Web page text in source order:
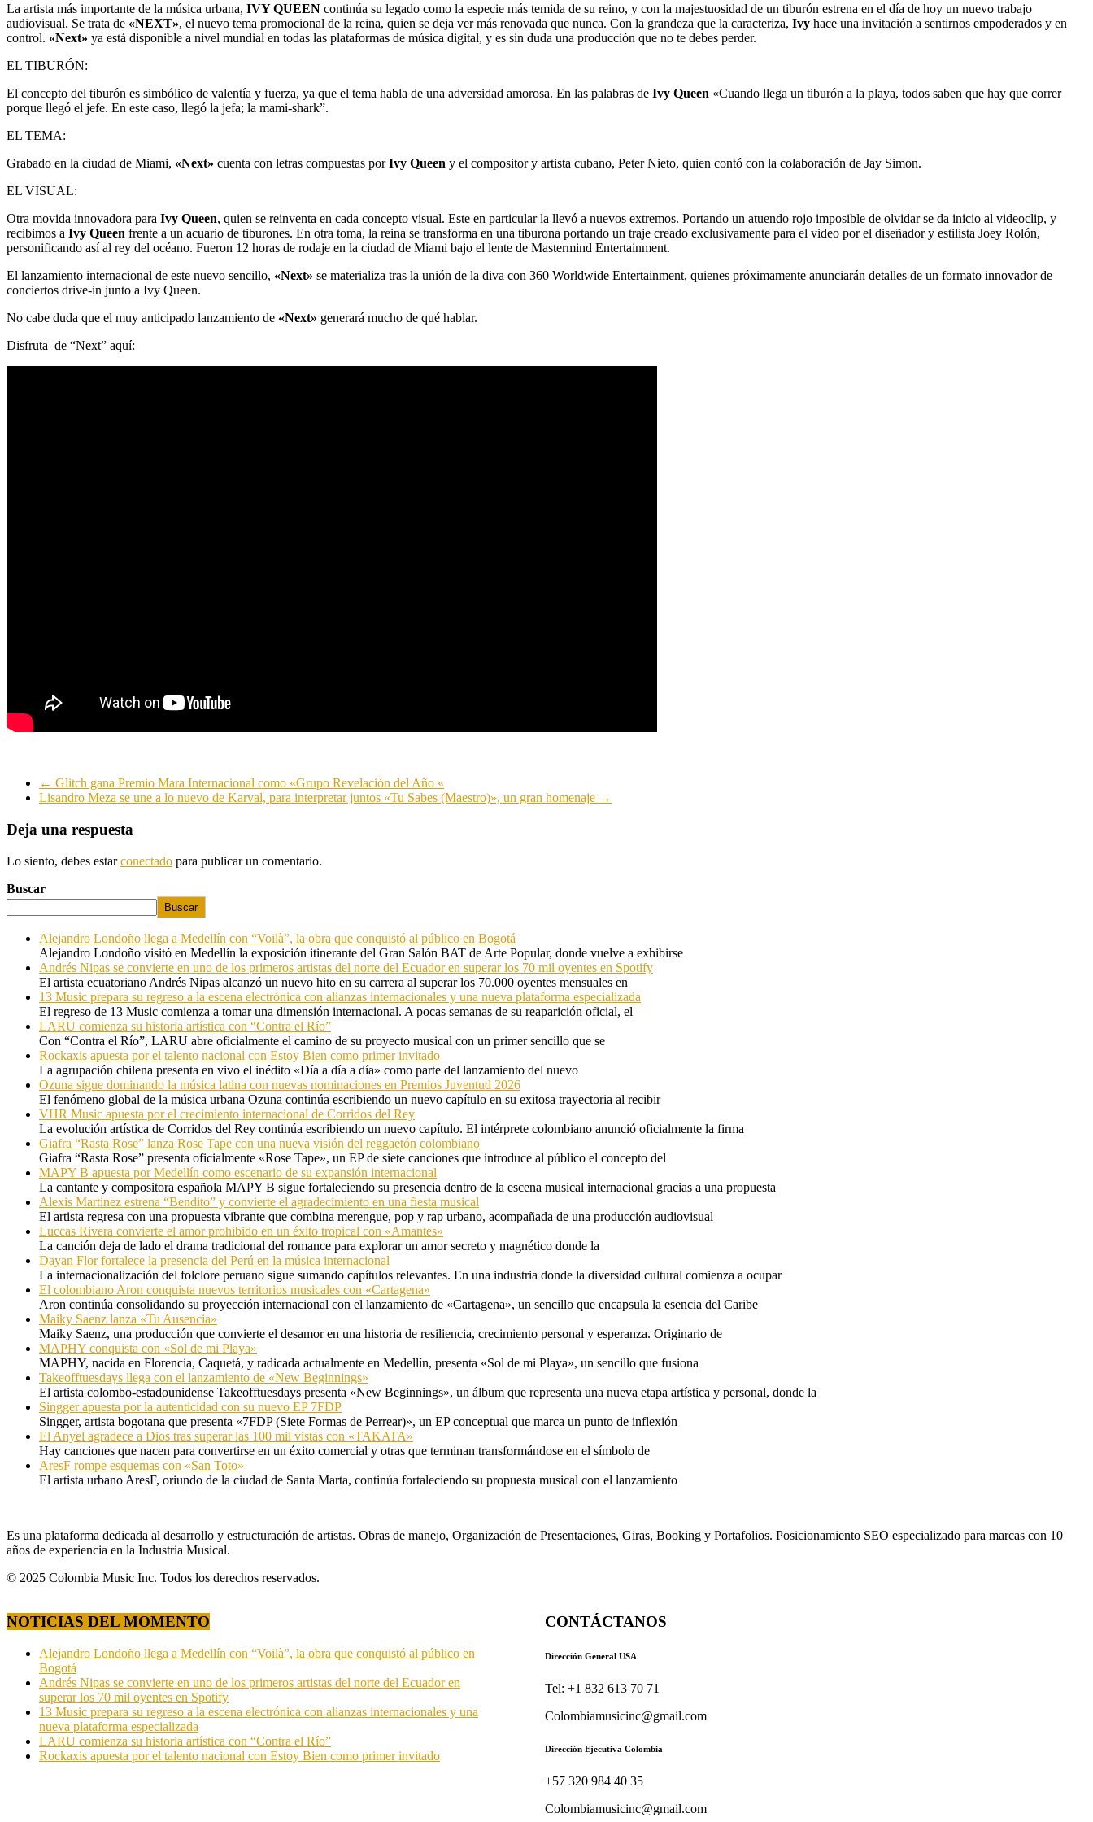
La artista más importante de la música urbana, IVY QUEEN continúa su legado como la especie más temida de su reino, y con la majestuosidad de un tiburón estrena en el día de hoy un nuevo trabajo
audiovisual. Se trata de «NEXT», el nuevo tema promocional de la reina, quien se deja ver más renovada que nunca. Con la grandeza que la caracteriza, Ivy hace una invitación a sentirnos empoderados y en
control. «Next» ya está disponible a nivel mundial en todas las plataformas de música digital, y es sin duda una producción que no te debes perder.
EL TIBURÓN:
El concepto del tiburón es simbólico de valentía y fuerza, ya que el tema habla de una adversidad amorosa. En las palabras de Ivy Queen «Cuando llega un tiburón a la playa, todos saben que hay que correr
porque llegó el jefe. En este caso, llegó la jefa; la mami-shark”.
EL TEMA:
Grabado en la ciudad de Miami, «Next» cuenta con letras compuestas porIvy Queen y el compositor y artista cubano, Peter Nieto, quien contó con la colaboración de Jay Simon.
EL VISUAL:
Otra movida innovadora para Ivy Queen, quien se reinventa en cada concepto visual. Este en particular la llevó a nuevos extremos. Portando un atuendo rojo imposible de olvidar se da inicio al videoclip, y
recibimos a Ivy Queen frente a un acuario de tiburones. En otra toma, la reina se transforma en una tiburona portando un traje creado exclusivamente para el video por el diseñador y estilista Joey Rolón,
personificando así al rey del océano. Fueron 12 horas de rodaje en la ciudad de Miami bajo el lente de Mastermind Entertainment.
El lanzamiento internacional de este nuevo sencillo, «Next» se materializa tras la unión de la diva con 360 Worldwide Entertainment, quienes próximamente anunciarán detalles de un formato innovador de
conciertos drive-in junto a Ivy Queen.
No cabe duda que el muy anticipado lanzamiento de «Next» generará mucho de qué hablar.
Disfruta de “Next” aquí:
← Glitch gana Premio Mara Internacional como «Grupo Revelación del Año «
Lisandro Meza se une a lo nuevo de Karval, para interpretar juntos «Tu Sabes (Maestro)», un gran homenaje →
Deja una respuesta
Lo siento, debes estarconectado para publicar un comentario.
Buscar
Buscar
Alejandro Londoño llega a Medellín con “Voilà”, la obra que conquistó al público en Bogotá
Alejandro Londoño visitó en Medellín la exposición itinerante del Gran Salón BAT de Arte Popular, donde vuelve a exhibirse
Andrés Nipas se convierte en uno de los primeros artistas del norte del Ecuador en superar los 70 mil oyentes en Spotify
El artista ecuatoriano Andrés Nipas alcanzó un nuevo hito en su carrera al superar los 70.000 oyentes mensuales en
13 Music prepara su regreso a la escena electrónica con alianzas internacionales y una nueva plataforma especializada
El regreso de 13 Music comienza a tomar una dimensión internacional. A pocas semanas de su reaparición oficial, el
LARU comienza su historia artística con “Contra el Río”
Con “Contra el Río”, LARU abre oficialmente el camino de su proyecto musical con un primer sencillo que se
Rockaxis apuesta por el talento nacional con Estoy Bien como primer invitado
La agrupación chilena presenta en vivo el inédito «Día a día a día» como parte del lanzamiento del nuevo
Ozuna sigue dominando la música latina con nuevas nominaciones en Premios Juventud 2026
El fenómeno global de la música urbana Ozuna continúa escribiendo un nuevo capítulo en su exitosa trayectoria al recibir
VHR Music apuesta por el crecimiento internacional de Corridos del Rey
La evolución artística de Corridos del Rey continúa escribiendo un nuevo capítulo. El intérprete colombiano anunció oficialmente la firma
Giafra “Rasta Rose” lanza Rose Tape con una nueva visión del reggaetón colombiano
Giafra “Rasta Rose” presenta oficialmente «Rose Tape», un EP de siete canciones que introduce al público el concepto del
MAPY B apuesta por Medellín como escenario de su expansión internacional
La cantante y compositora española MAPY B sigue fortaleciendo su presencia dentro de la escena musical internacional gracias a una propuesta
Alexis Martinez estrena “Bendito” y convierte el agradecimiento en una fiesta musical
El artista regresa con una propuesta vibrante que combina merengue, pop y rap urbano, acompañada de una producción audiovisual
Luccas Rivera convierte el amor prohibido en un éxito tropical con «Amantes»
La canción deja de lado el drama tradicional del romance para explorar un amor secreto y magnético donde la
Dayan Flor fortalece la presencia del Perú en la música internacional
La internacionalización del folclore peruano sigue sumando capítulos relevantes. En una industria donde la diversidad cultural comienza a ocupar
El colombiano Aron conquista nuevos territorios musicales con «Cartagena»
Aron continúa consolidando su proyección internacional con el lanzamiento de «Cartagena», un sencillo que encapsula la esencia del Caribe
Maiky Saenz lanza «Tu Ausencia»
Maiky Saenz, una producción que convierte el desamor en una historia de resiliencia, crecimiento personal y esperanza. Originario de
MAPHY conquista con «Sol de mi Playa»
MAPHY, nacida en Florencia, Caquetá, y radicada actualmente en Medellín, presenta «Sol de mi Playa», un sencillo que fusiona
Takeofftuesdays llega con el lanzamiento de «New Beginnings»
El artista colombo-estadounidense Takeofftuesdays presenta «New Beginnings», un álbum que representa una nueva etapa artística y personal, donde la
Singger apuesta por la autenticidad con su nuevo EP 7FDP
Singger, artista bogotana que presenta «7FDP (Siete Formas de Perrear)», un EP conceptual que marca un punto de inflexión
El Anyel agradece a Dios tras superar las 100 mil vistas con «TAKATA»
Hay canciones que nacen para convertirse en un éxito comercial y otras que terminan transformándose en el símbolo de
AresF rompe esquemas con «San Toto»
El artista urbano AresF, oriundo de la ciudad de Santa Marta, continúa fortaleciendo su propuesta musical con el lanzamiento
Es una plataforma dedicada al desarrollo y estructuración de artistas. Obras de manejo, Organización de Presentaciones, Giras, Booking y Portafolios. Posicionamiento SEO especializado para marcas con 10
años de experiencia en la Industria Musical.
© 2025 Colombia Music Inc. Todos los derechos reservados.
NOTICIAS DEL MOMENTO
Alejandro Londoño llega a Medellín con “Voilà”, la obra que conquistó al público en
Bogotá
Andrés Nipas se convierte en uno de los primeros artistas del norte del Ecuador en
superar los 70 mil oyentes en Spotify
13 Music prepara su regreso a la escena electrónica con alianzas internacionales y una
nueva plataforma especializada
LARU comienza su historia artística con “Contra el Río”
Rockaxis apuesta por el talento nacional con Estoy Bien como primer invitado
CONTÁCTANOS
Dirección General USA
Tel: +1 832 613 70 71
Colombiamusicinc@gmail.com
Dirección Ejecutiva Colombia
+57 320 984 40 35
Colombiamusicinc@gmail.com